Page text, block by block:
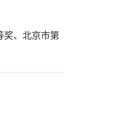
奖、北京市第